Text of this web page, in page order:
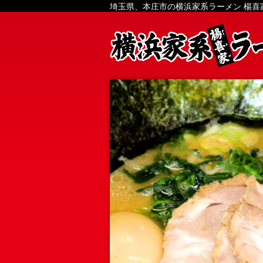
埼玉県、本庄市の横浜家系ラーメン 楊喜